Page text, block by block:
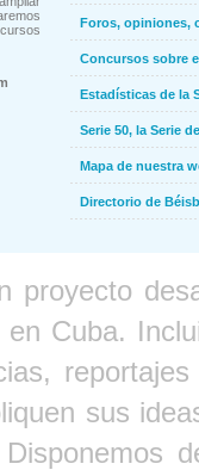
Foros, opiniones,
Concursos sobre
Estadísticas de la
Serie 50, la Serie
Mapa de nuestra
Directorio de
proyecto
Cuba.
sus